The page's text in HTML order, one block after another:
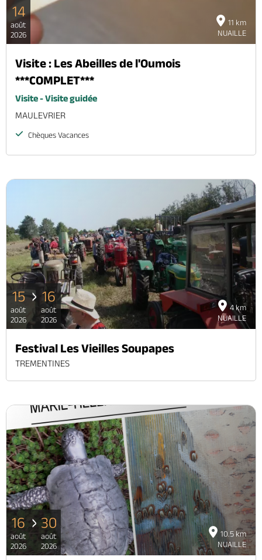
11 km
NUAILLE
14
août
2026
Visite : Les Abeilles de l'Oumois
***COMPLET***
Visite - Visite guidée
MAULEVRIER
Chèques Vacances
4 km
NUAILLE
15
août
2026
16
août
2026
Festival Les Vieilles Soupapes
TREMENTINES
10.5 km
NUAILLE
16
août
2026
30
août
2026